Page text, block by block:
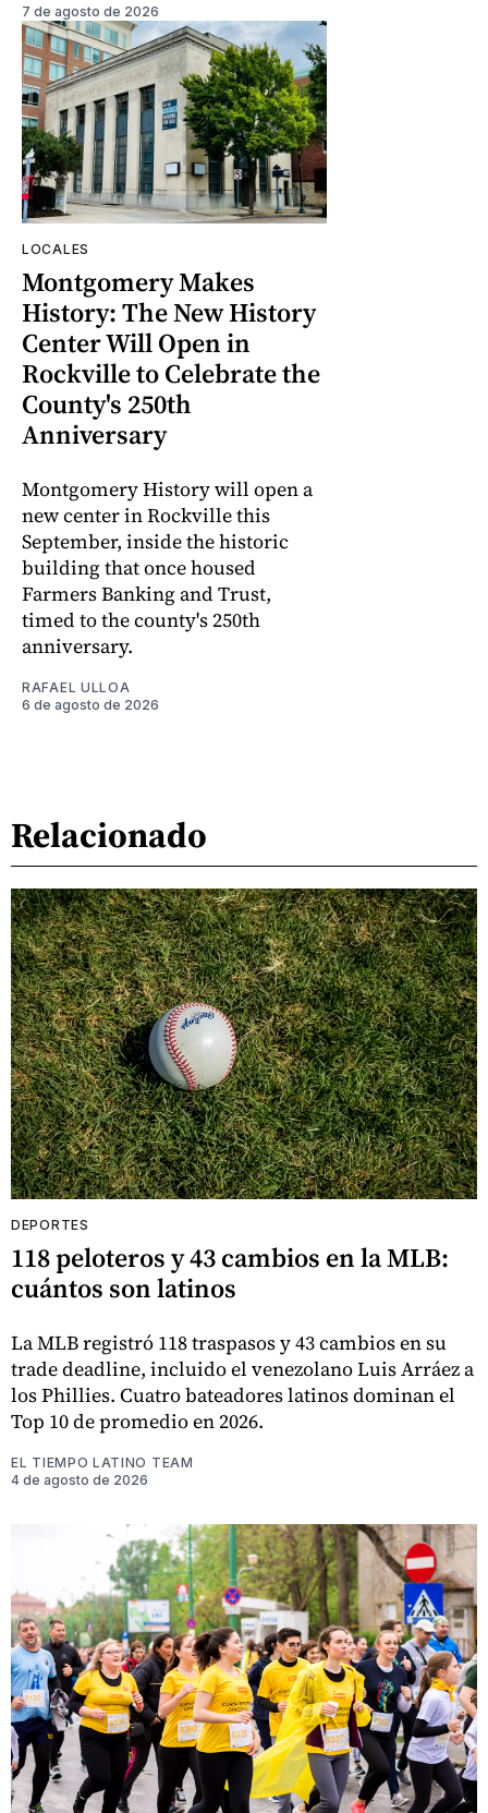
7 de agosto de 2026
LOCALES
Montgomery Makes
History: The New History
Center Will Open in
Rockville to Celebrate the
County's 250th
Anniversary
Montgomery History will open a
new center in Rockville this
September, inside the historic
building that once housed
Farmers Banking and Trust,
timed to the county's 250th
anniversary.
RAFAEL ULLOA
6 de agosto de 2026
Relacionado
DEPORTES
118 peloteros y 43 cambios en la MLB:
cuántos son latinos
La MLB registró 118 traspasos y 43 cambios en su
trade deadline, incluido el venezolano Luis Arráez a
los Phillies. Cuatro bateadores latinos dominan el
Top 10 de promedio en 2026.
EL TIEMPO LATINO TEAM
4 de agosto de 2026